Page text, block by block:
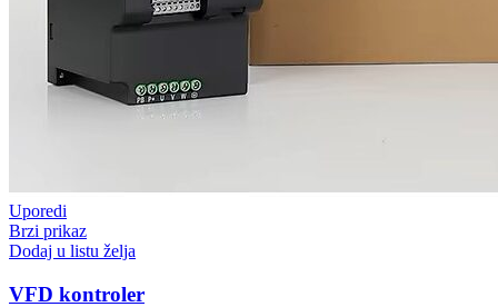
Uporedi
Brzi prikaz
Dodaj u listu želja
VFD kontroler